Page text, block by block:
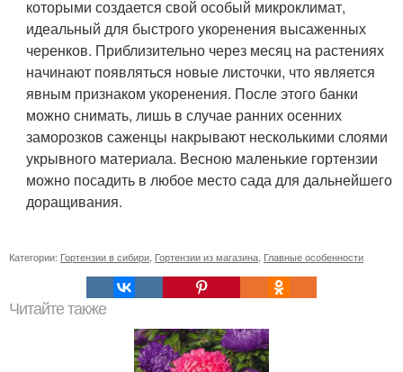
которыми создается свой особый микроклимат,
идеальный для быстрого укоренения высаженных
черенков. Приблизительно через месяц на растениях
начинают появляться новые листочки, что является
явным признаком укоренения. После этого банки
можно снимать, лишь в случае ранних осенних
заморозков саженцы накрывают несколькими слоями
укрывного материала. Весною маленькие гортензии
можно посадить в любое место сада для дальнейшего
доращивания.
Категории: Гортензии в сибири Гортензии из магазина Главные особенности
Читайте также